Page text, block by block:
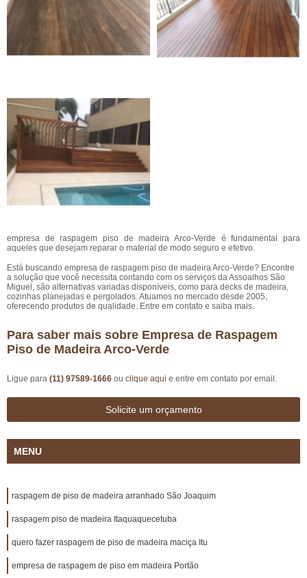
empresa de raspagem piso de madeira Arco-Verde é fundamental para
aqueles que desejam reparar o material de modo seguro e efetivo.
Está buscando empresa de raspagem piso de madeira Arco-Verde? Encontre
a solução que você necessita contando com os serviços da Assoalhos São
Miguel, são alternativas variadas disponíveis, como para decks de madeira,
cozinhas planejadas e pergolados. Atuamos no mercado desde 2005,
oferecendo produtos de qualidade. Entre em contato e saiba mais.
Para saber mais sobre Empresa de Raspagem
Piso de Madeira Arco-Verde
Ligue para (11) 97589-1666 ou clique aqui e entre em contato por email.
Solicite um orçamento
MENU
raspagem de piso de madeira arranhado São Joaquim
raspagem piso de madeira Itaquaquecetuba
quero fazer raspagem de piso de madeira maciça Itu
empresa de raspagem de piso em madeira Portão